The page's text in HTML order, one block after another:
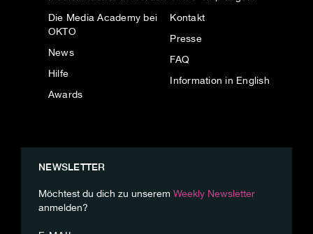
Die Media Academy bei
OKTO
News
Hilfe
Awards
Kontakt
Presse
FAQ
Information in English
NEWSLETTER
Möchtest du dich zu unserem Weekly Newsletter
anmelden?